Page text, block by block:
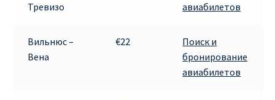
РЕГИСТРАЦИЯ НА РЕЙС RYANAIR
Тревизо
авиабилетов
Вильнюс –
Вена
€22
Поиск и
бронирование
авиабилетов